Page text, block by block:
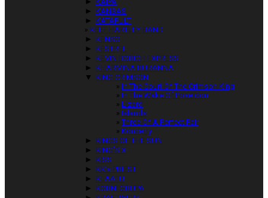
► KANSAS
► KATAPULT
KEEF HARTLEY BAND
► KENSO
► KESTREL
► KEVIN BORICH EXPRESS
► KHARMINA BURANNA
▼ KING CRIMSON
In The Court Of The Crimson King
In The Wake Of Poseidon
Lizard
Islands
Three Of A Perfect Pair
Koncerty
► KINGS OF THE SUN
► KING’S X
► KISS
► KK’s PRIEST
► KLAATU
► KORNI GRUPA